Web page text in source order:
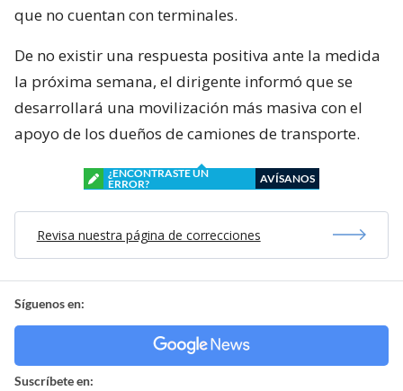
que no cuentan con terminales.
De no existir una respuesta positiva ante la medida
la próxima semana, el dirigente informó que se
desarrollará una movilización más masiva con el
apoyo de los dueños de camiones de transporte.
¿ENCONTRASTE UN
ERROR?
AVÍSANOS
Revisa nuestra página de correcciones
Síguenos en:
Suscríbete en: